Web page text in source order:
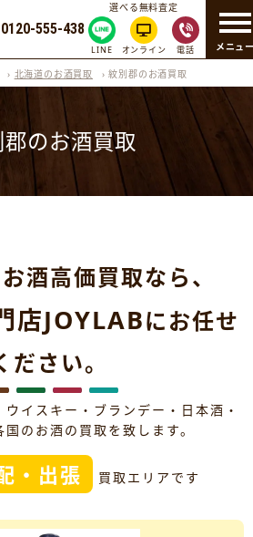
メニュ
0120-555-438
選べる無料査定
LINE オンライン 電話
› 北海道のお酒買取 ›紋別郡のお酒買取
のお酒買取
酒高価買取なら、
店JOYLABにお任せ
ださい。
イスキー・ブランデー・日本酒・
のお酒の買取を致します。
・出張 買取エリアです